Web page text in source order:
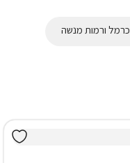
כרמל ורמות מנשה